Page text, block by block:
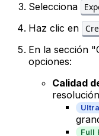
Selecciona
Haz clic en
En la sección
opciones:
Calidad
Full